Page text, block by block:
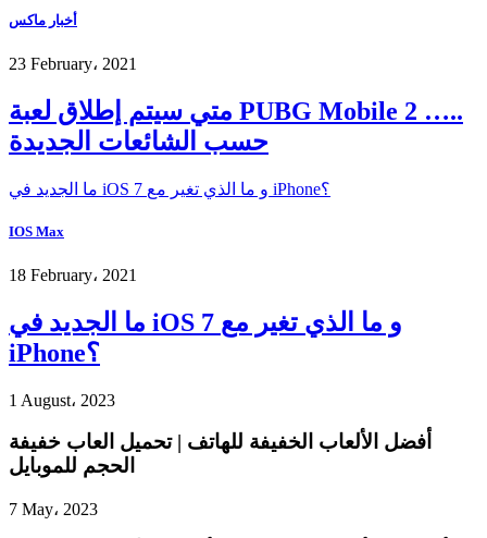
أخبار ماكس
23 February، 2021
متي سيتم إطلاق لعبة PUBG Mobile 2 …..
حسب الشائعات الجديدة
ما الجديد في iOS 7 و ما الذي تغير مع iPhone؟
IOS Max
18 February، 2021
ما الجديد في iOS 7 و ما الذي تغير مع
iPhone؟
1 August، 2023
أفضل الألعاب الخفيفة للهاتف | تحميل العاب خفيفة
الحجم للموبايل
7 May، 2023